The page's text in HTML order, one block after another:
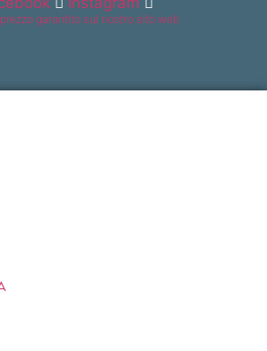
garantito sul nostro sito web